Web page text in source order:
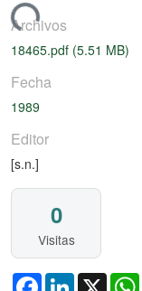
Archivos
18465.pdf (5.51 MB)
Fecha
1989
Editor
[s.n.]
0
Visitas
FacebookLinkedIn
X